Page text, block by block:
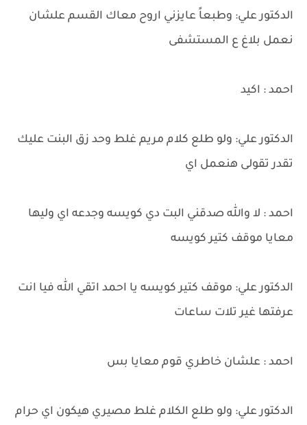
الدكتور علي: وطبعاً عايزني اروح معاك القسم علشان
نعمل بلاغ ع المستشفى
احمد : اكيد
الدكتور علي: ولو طلع كلام مريم غلط وحد زق البنت عليك
تقدر تقولى هنعمل اي
احمد : لا والله صدقني البت دي كويسه وجدعه اي وليها
معايا موقف كتير كويسه
الدكتور علي: موقف كتير كويسه يا احمد اتقي الله فيا انت
عرفتها غير تلات ساعات
احمد : علشان خاطري قوم معايا بس
الدكتور علي: ولو طلع الكلام غلط مصيري هيكون اي حرام